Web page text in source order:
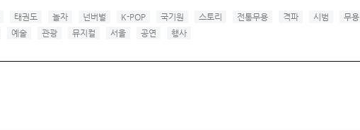
태권도 놀자 넌버벌 K-POP 국기원 스토리 전통무용 격파 시범 무용
예술 관광 뮤지컬 서울 공연 행사